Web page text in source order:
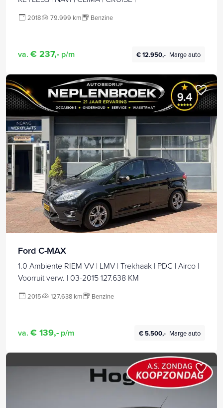
2018 79.999 km Benzine
va. € 237,- p/m € 12.950,- Marge auto
Ford C-MAX
1.0 Ambiente RIEM VV | LMV | Trekhaak | PDC | Airco |
Voorruit verw. | 03-2015 127.638 KM
2015 127.638 km Benzine
va. € 139,- p/m € 5.500,- Marge auto